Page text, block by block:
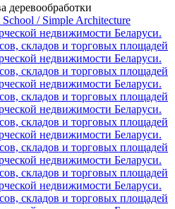
деревообработки
/ Simple Architecture
недвижимости Беларуси.
складов и торговых площадей
недвижимости Беларуси.
складов и торговых площадей
недвижимости Беларуси.
складов и торговых площадей
недвижимости Беларуси.
складов и торговых площадей
недвижимости Беларуси.
складов и торговых площадей
недвижимости Беларуси.
складов и торговых площадей
недвижимости Беларуси.
складов и торговых площадей